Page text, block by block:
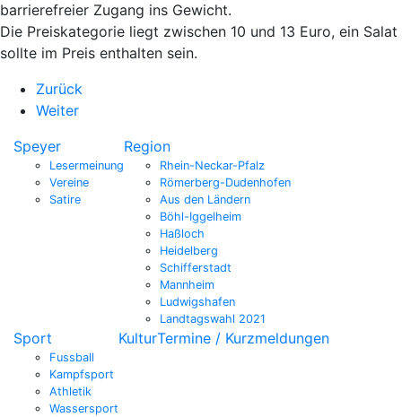
barrierefreier Zugang ins Gewicht.
Die Preiskategorie liegt zwischen 10 und 13 Euro, ein Salat
sollte im Preis enthalten sein.
Zurück
Weiter
Speyer
Lesermeinung
Vereine
Satire
Region
Rhein-Neckar-Pfalz
Römerberg-Dudenhofen
Aus den Ländern
Böhl-Iggelheim
Haßloch
Heidelberg
Schifferstadt
Mannheim
Ludwigshafen
Landtagswahl 2021
Sport
Fussball
Kampfsport
Athletik
Wassersport
KulturTermine / Kurzmeldungen